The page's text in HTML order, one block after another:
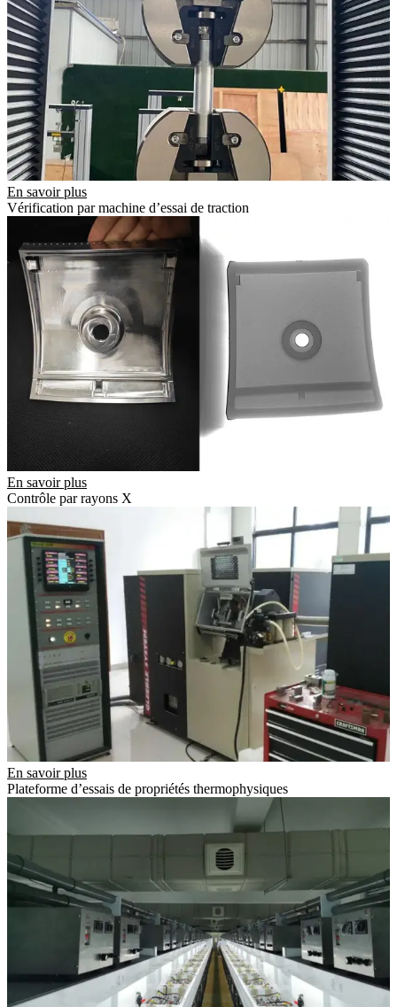
En savoir plus
Vérification par machine d’essai de traction
En savoir plus
Contrôle par rayons X
En savoir plus
Plateforme d’essais de propriétés thermophysiques